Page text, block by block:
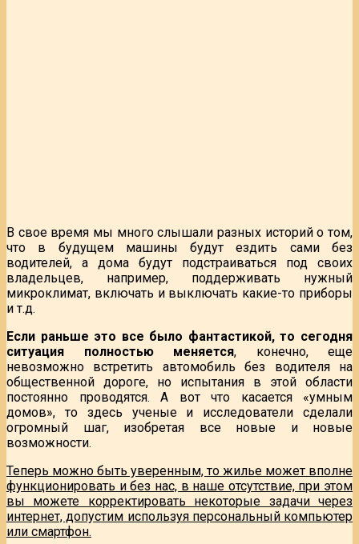
В свое время мы много слышали разных историй о том,
что в будущем машины будут ездить сами без
водителей, а дома будут подстраиваться под своих
владельцев, например, поддерживать нужный
микроклимат, включать и выключать какие-то приборы
и т.д.
Если раньше это все было фантастикой, то сегодня
ситуация полностью меняется, конечно, еще
невозможно встретить автомобиль без водителя на
общественной дороге, но испытания в этой области
постоянно проводятся. А вот что касается «умным
домов», то здесь ученые и исследователи сделали
огромный шаг, изобретая все новые и новые
возможности.
Теперь можно быть уверенным, то жилье может вполне
функционировать и без нас, в наше отсутствие, при этом
вы можете корректировать некоторые задачи через
интернет, допустим используя персональный компьютер
или смартфон.